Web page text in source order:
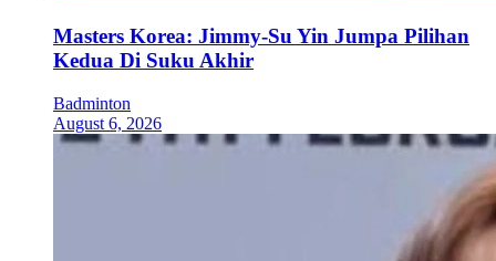
Masters Korea: Jimmy-Su Yin Jumpa Pilihan
Kedua Di Suku Akhir
Badminton
August 6, 2026